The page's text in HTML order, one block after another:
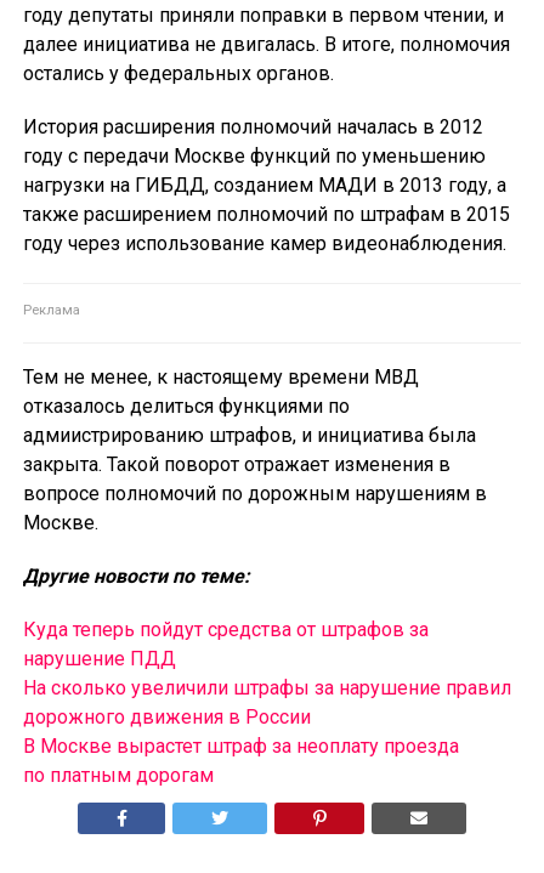
году депутаты приняли поправки в первом чтении, и
далее инициатива не двигалась. В итоге, полномочия
остались у федеральных органов.
История расширения полномочий началась в 2012
году с передачи Москве функций по уменьшению
нагрузки на ГИБДД, созданием МАДИ в 2013 году, а
также расширением полномочий по штрафам в 2015
году через использование камер видеонаблюдения.
Тем не менее, к настоящему времени МВД
отказалось делиться функциями по
адмиистрированию штрафов, и инициатива была
закрыта. Такой поворот отражает изменения в
вопросе полномочий по дорожным нарушениям в
Москве.
Другие новости по теме:
Куда теперь пойдут средства от штрафов за
нарушение ПДД
На сколько увеличили штрафы за нарушение правил
дорожного движения в России
В Москве вырастет штраф за неоплату проезда
по платным дорогам